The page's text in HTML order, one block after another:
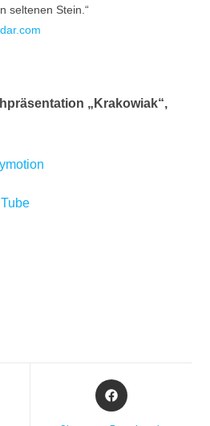
seltenen Stein.“
„Krakowiak“,